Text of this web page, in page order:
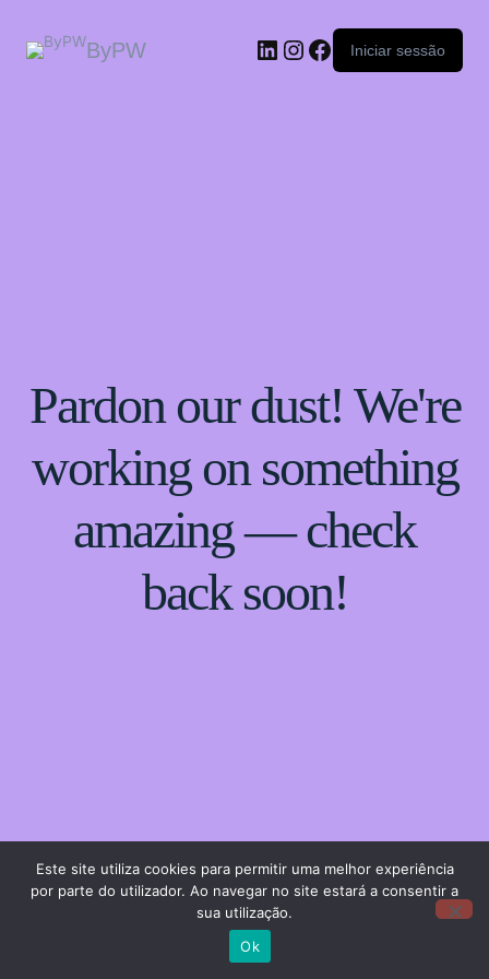
ByPW Iniciar sessão
Pardon our dust! We're
working on something
amazing — check
back soon!
Este site utiliza cookies para permitir uma melhor experiência
por parte do utilizador. Ao navegar no site estará a consentir a
sua utilização.
Ok